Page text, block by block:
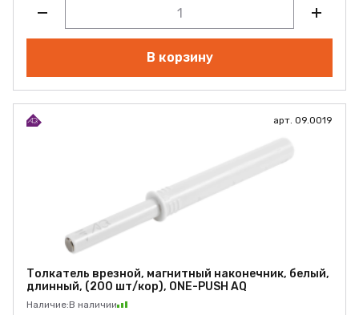
В корзину
арт. 09.0019
Толкатель врезной, магнитный наконечник, белый,
длинный, (200 шт/кор), ONE-PUSH AQ
Наличие:В наличии